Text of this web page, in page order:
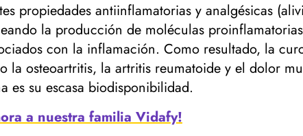
propiedades antiinflamatorias y analgésicas
la producción de moléculas
con la inflamación. Como resultado, la
osteoartritis, la artritis reumatoide y el dolor
es su escasa biodisponibilidad.
a nuestra familia Vidafy!